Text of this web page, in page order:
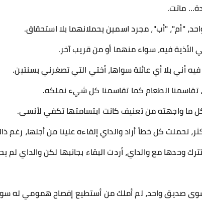
ماتت.
"أم"، "أب"، مجرد اسمين يحملانهما بلا استحقاق.
الأذية فيه، سواء منهما أو من قريب آخر.
أني بلا أي عائلة سواها، أختي التي تصغرني بسنتين.
تقاسمنا الطعام كما تقاسمنا كل شيء نملكه.
ما واجهته من تعنيف كانت ابتسامتها تكفي لأنسى.
كل خطأ أراد والداي إلقاءه علينا من أجلها، رغم
وحدها مع والداي، أردت البقاء بجانبها لكن والداي لم
صديق واحد، لم أملك من أستطيع إفصاح همومي له